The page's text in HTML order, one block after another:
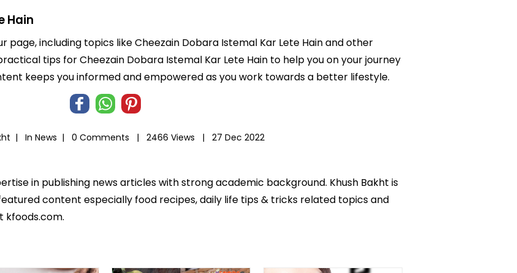
Hain
page, including topics like Cheezain Dobara Istemal Kar Lete Hain and other
tips for Cheezain Dobara Istemal Kar Lete Hain to help you on your journey
keeps you informed and empowered as you work towards a better lifestyle.
| In News | 0 Comments | 2466 Views | 27 Dec 2022
in publishing news articles with strong academic background. Khush Bakht is
content especially food recipes, daily life tips & tricks related topics and